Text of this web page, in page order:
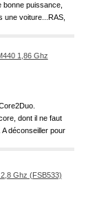
puissance,
une voiture...RAS,
1,86 Ghz
dont il ne faut
déconseiller pour
Ghz (FSB533)